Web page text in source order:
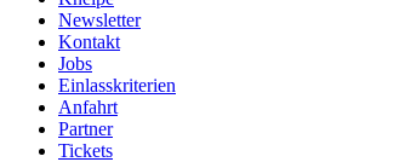
Newsletter
Kontakt
Jobs
Einlasskriterien
Anfahrt
Partner
Tickets